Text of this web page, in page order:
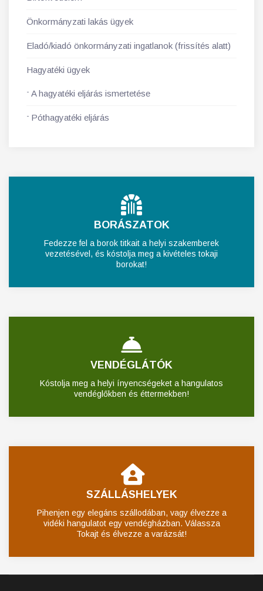
Önkormányzati lakás ügyek
Eladó/kiadó önkormányzati ingatlanok (frissítés alatt)
Hagyatéki ügyek
A hagyatéki eljárás ismertetése
Póthagyatéki eljárás
BORÁSZATOK
Fedezze fel a borok titkait a helyi szakemberek
vezetésével, és kóstolja meg a kivételes tokaji
borokat!
VENDÉGLÁTÓK
Kóstolja meg a helyi ínyencségeket a hangulatos
vendéglőkben és éttermekben!
SZÁLLÁSHELYEK
Pihenjen egy elegáns szállodában, vagy élvezze a
vidéki hangulatot egy vendégházban. Válassza
Tokajt és élvezze a varázsát!